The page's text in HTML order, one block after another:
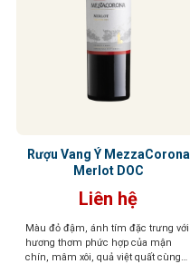
Rượu Vang Ý MezzaCorona
Merlot DOC
Liên hệ
Màu đỏ đậm, ánh tím đặc trưng với
hương thơm phức hợp của mận
chín, mâm xôi, quả việt quất cùng